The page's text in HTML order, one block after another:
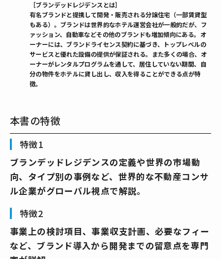
［ブランデッドレジデンスとは］
有名ブランドと提携して開発・販売される分譲住宅（一部賃貸型
もある）。ブランドは世界的なホテル運営会社が一般的だが、フ
ァッション、自動車などその他のブランドも増加傾向にある。オ
ーナーには、ブランドライセンス契約に基づき、トップレベルの
サービスと優れた設備の提供が保証される。また多くの場合、オ
ーナーがレンタルプログラムを通して、居住していない期間、自
分の物件をホテルに貸し出し、収入を得ることができる点が特
徴。
本書の特徴
特徴1
ブランデッドレジデンスの定義や世界の市場動
向、タイプ別の事例など、世界的な不動産コンサ
ル企業がグローバル視点で解説。
特徴2
事業上の検討項目、事業収支計画、必要なフィー
など、ブランド導入から開発までの留意点を専門